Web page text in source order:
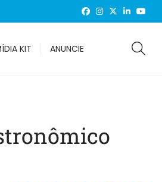
KIT ANUNCIE